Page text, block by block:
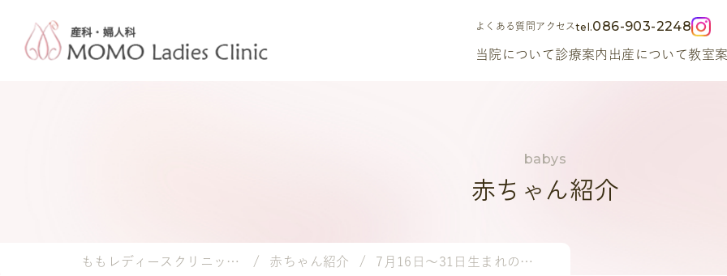
よくある質問 アクセス 086-903-2248
当院について診療案内 出産について教室
赤ちゃん紹介
ももレディースクリニック｜岡山市の産婦人科・小児科 赤ちゃん紹介 7月16日～31日生まれのベビー